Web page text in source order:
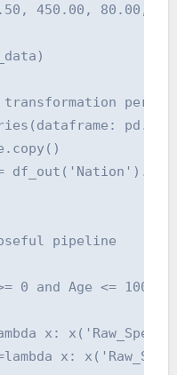
450.00, 80.00,
transformation
pipeline
0 and Age <= 100")
x:
x: